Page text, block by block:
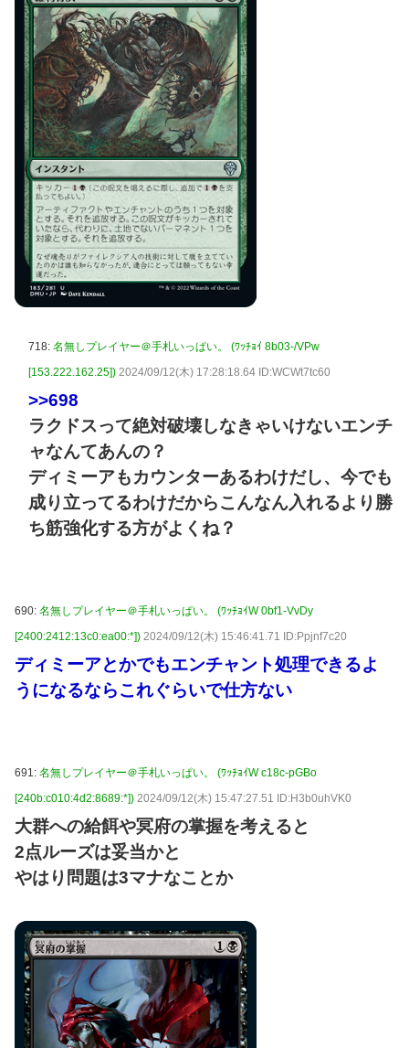
718: 名無しプレイヤー＠手札いっぱい。 (ﾜｯﾁｮｲ 8b03-/VPw
[153.222.162.25]) 2024/09/12(木) 17:28:18.64 ID:WCWt7tc60
>>698
ラクドスって絶対破壊しなきゃいけないエンチ
ャなんてあんの？
ディミーアもカウンターあるわけだし、今でも
成り立ってるわけだからこんなん入れるより勝
ち筋強化する方がよくね？
690: 名無しプレイヤー＠手札いっぱい。 (ﾜｯﾁｮｲW 0bf1-VvDy
[2400:2412:13c0:ea00:*]) 2024/09/12(木) 15:46:41.71 ID:Ppjnf7c20
ディミーアとかでもエンチャント処理できるよ
うになるならこれぐらいで仕方ない
691: 名無しプレイヤー＠手札いっぱい。 (ﾜｯﾁｮｲW c18c-pGBo
[240b:c010:4d2:8689:*]) 2024/09/12(木) 15:47:27.51 ID:H3b0uhVK0
大群への給餌や冥府の掌握を考えると
2点ルーズは妥当かと
やはり問題は3マナなことか